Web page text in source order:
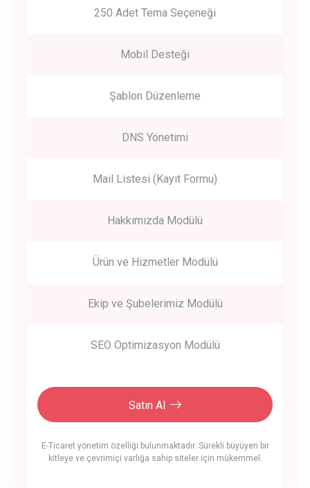
250 Adet Tema Seçeneği
Mobil Desteği
Şablon Düzenleme
DNS Yönetimi
Mail Listesi (Kayıt Formu)
Hakkımızda Modülü
Ürün ve Hizmetler Modülü
Ekip ve Şubelerimiz Modülü
SEO Optimizasyon Modülü
Satın Al
E-Ticaret yönetim özelliği bulunmaktadır. Sürekli büyüyen bir
kitleye ve çevrimiçi varlığa sahip siteler için mükemmel.